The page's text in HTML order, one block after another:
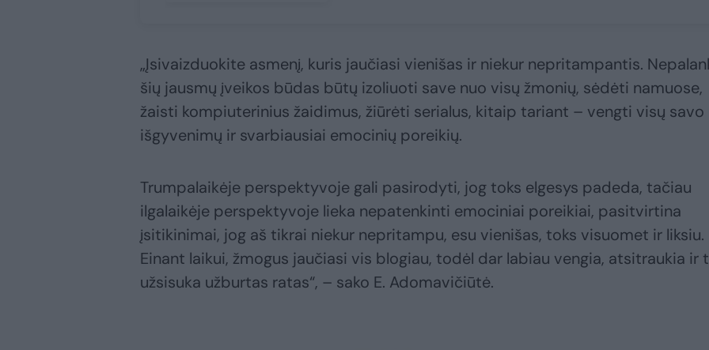
„Įsivaizduokite asmenį, kuris jaučiasi vienišas ir niekur nepritampantis.
šių jausmų įveikos būdas būtų izoliuoti save nuo visų žmonių, sėdėti namuose,
žaisti kompiuterinius žaidimus, žiūrėti serialus, kitaip tariant – vengti visų savo
išgyvenimų ir svarbiausiai emocinių poreikių.
Trumpalaikėje perspektyvoje gali pasirodyti, jog toks elgesys padeda, tačiau
ilgalaikėje perspektyvoje lieka nepatenkinti emociniai poreikiai, pasitvirtina
įsitikinimai, jog aš tikrai niekur nepritampu, esu vienišas, toks visuomet ir liksiu.
Einant laikui, žmogus jaučiasi vis blogiau, todėl dar labiau vengia, atsitraukia ir
užsisuka užburtas ratas“, – sako E. Adomavičiūtė.